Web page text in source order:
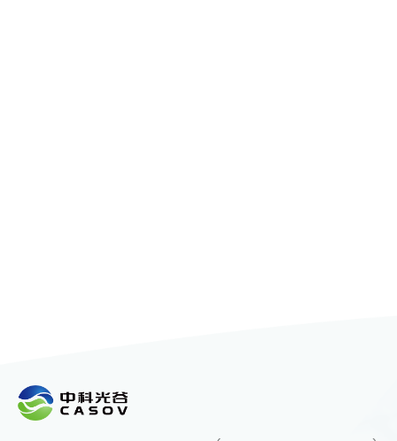
ingrediente ativo
cosmético siRNA